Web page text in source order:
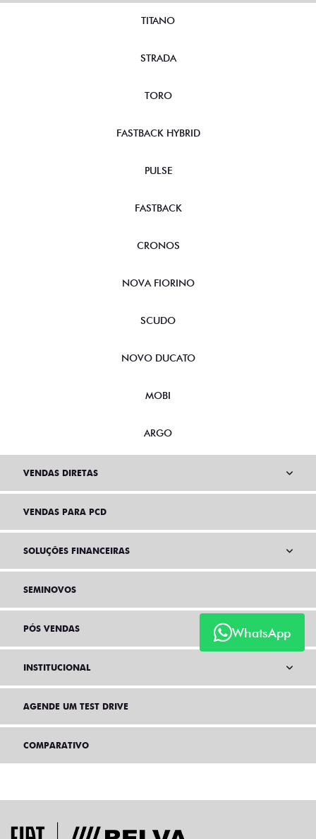
WhatsApp
TITANO
STRADA
TORO
FASTBACK HYBRID
PULSE
FASTBACK
CRONOS
NOVA FIORINO
SCUDO
NOVO DUCATO
MOBI
ARGO
VENDAS DIRETAS
VENDAS PARA PCD
SOLUÇÕES FINANCEIRAS
SEMINOVOS
PÓS VENDAS
INSTITUCIONAL
AGENDE UM TEST DRIVE
COMPARATIVO